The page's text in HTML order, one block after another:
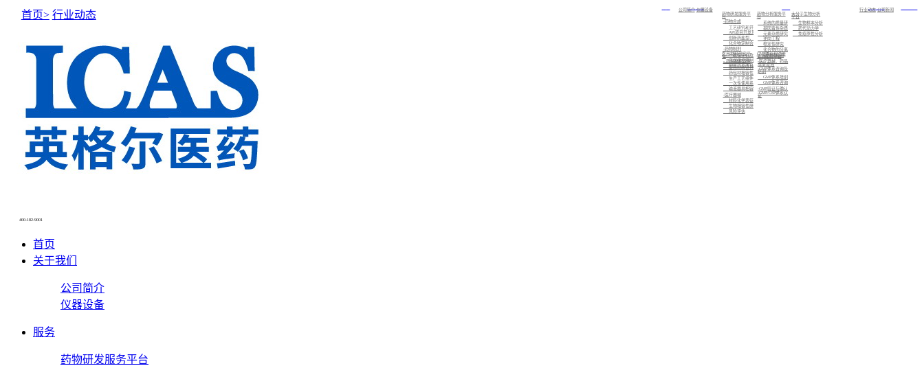
关于我们
公司简介 仪器设备
药物研发服务平
台
-药物合成
工艺研究和开发
API项目开发及注册备案
创新药盐型、晶型筛选及CMC业务
化合物定制合成
-药物制剂
一致性评价及仿制药的制剂开发
高端缓控释制剂开发
创新药及改良型新药的制剂开发
药物分析服务平
台
系统的质量研究
基因毒性杂质研究
元素杂质研究
逆向工程
稳定性研究
化合物的分离制备，已知化合物的结构确证，未知化合物的结构解析与鉴定
标准化检测
大分子生物分析
平台
生物样本分析
药代动力学
免疫原性分析
医用材料研究平
台
- 药包材相容性
医用材料密封性研究
药包材相容性研究
生产工艺组件相容性研究
一次性使用系统相容性研究
输液器具相容性研究
-医疗器械
材料化学表征
生物相容性研究
风险评估
GMP体系和注册
咨询服务平台
-医疗器械、药品
注册咨询
-GMP体系咨询及
培训
GMP体系培训
GMP体系咨询
-GMP验证与确认
-GMP/GSP体系认
证
新闻中心
行业动态 公司新闻
400-182-9001
首页
关于我们
公司简介
仪器设备
服务
药物研发服务平台
首页> 行业动态